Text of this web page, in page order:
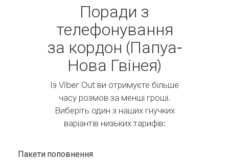
Поради з
телефонування
за кордон (Папуа-
Нова Гвінея)
Із Viber Out ви отримуєте більше
часу розмов за менші гроші.
Виберіть один з наших гнучких
варіантів низьких тарифів:
Пакети поповнення